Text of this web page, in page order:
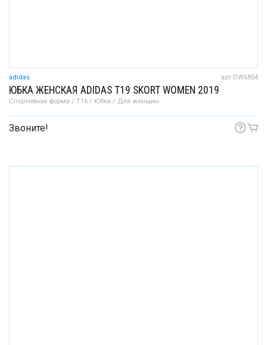
adidas арт DW6854
ЮБКА ЖЕНСКАЯ ADIDAS T19 SKORT WOMEN 2019
Спортивная форма / T16 / Юбка / Для женщин
Звоните!